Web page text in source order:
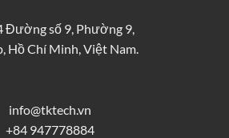
Đường số 9, Phường 9,
Hồ Chí Minh, Việt Nam.
info@tktech.vn
+84 947778884